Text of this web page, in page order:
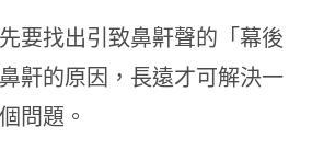
要找出引致鼻鼾聲的「幕後
鼾的原因，長遠才可解決一
問題。